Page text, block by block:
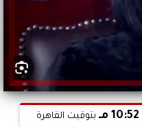
10:52 مـ بتوقيت القاهرة